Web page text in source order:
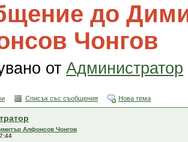
до
Чонгов
от Администратор
Списък със съобщения Нова тема
Алфонсов Чонгов